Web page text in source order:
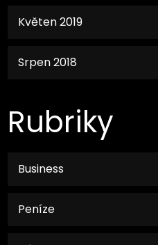
Květen 2019
Srpen 2018
Rubriky
Business
Peníze